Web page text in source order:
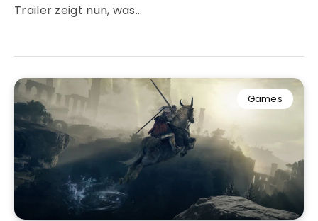
Trailer zeigt nun, was…
Games